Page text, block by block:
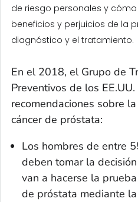
de riesgo personales y
beneficios y perjuicios de la
diagnóstico y el tratamiento.
En el 2018, el Grupo de
Preventivos de los
recomendaciones sobre
cáncer de próstata:
Los hombres de entre
deben tomar la
van a hacerse la
de próstata mediante